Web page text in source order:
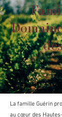
La famille Guérin
au cœur des